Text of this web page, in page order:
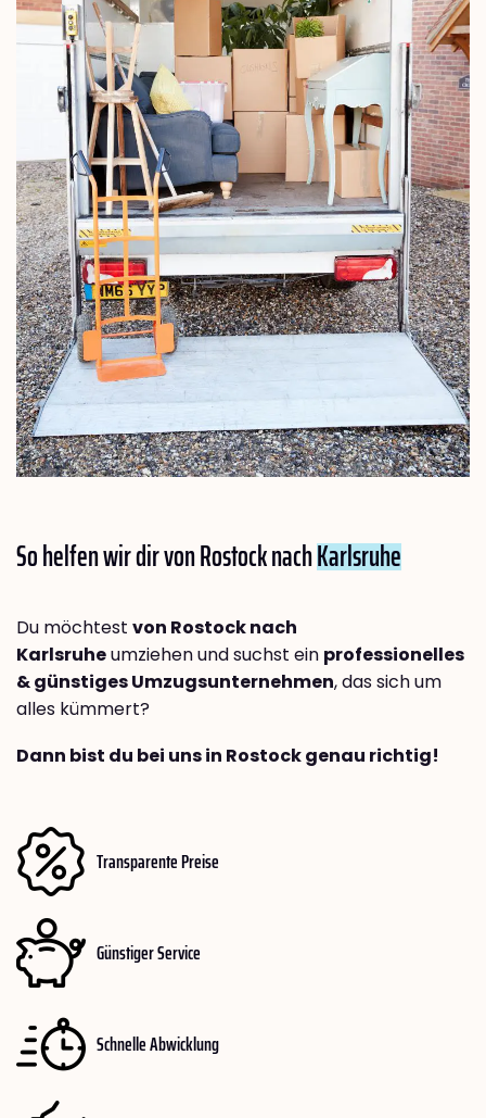
So helfen wir dir von Rostock nachKarlsruhe
Du möchtest von Rostock nach
Karlsruheumziehen und suchst ein professionelles
& günstiges Umzugsunternehmen, das sich um
alles kümmert?
Dann bist du bei uns in Rostock genau richtig!
Transparente Preise
Günstiger Service
Schnelle Abwicklung